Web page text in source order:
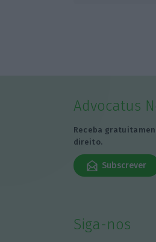
Advocatus
Receba
direito.
Subscrever
Siga-nos